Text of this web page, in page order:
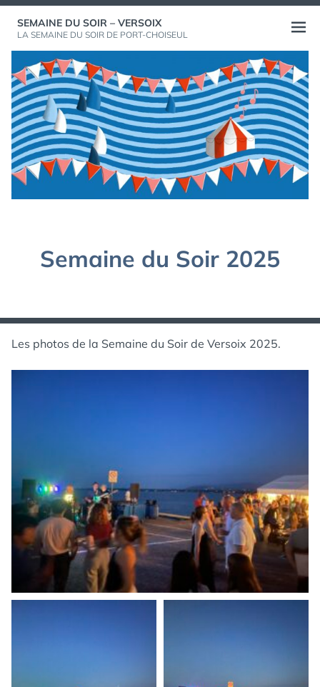
Aller
SEMAINE DU SOIR – VERSOIX
LA SEMAINE DU SOIR DE PORT-CHOISEUL
le
menu
Semaine du Soir 2025
Les photos de la Semaine du Soir de Versoix 2025.